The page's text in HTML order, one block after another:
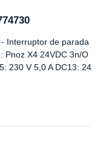
Interruptor de parada
Pnoz X4 24VDC 3n/O
230 V 5,0 A DC13: 24